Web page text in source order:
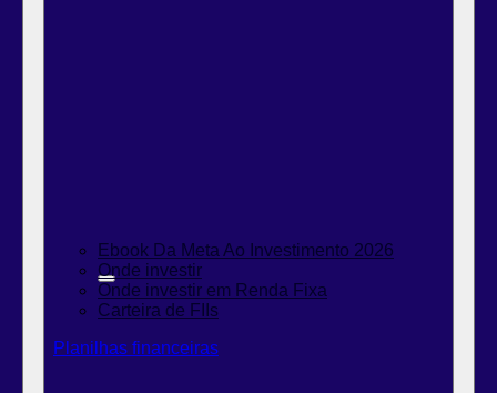
Ebook Da Meta Ao Investimento 2026
Onde investir
Onde investir em Renda Fixa
Carteira de FIIs
Planilhas financeiras